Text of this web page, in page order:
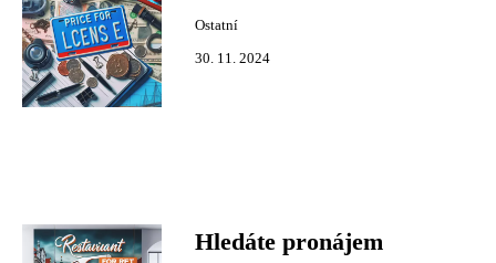
Ostatní
30. 11. 2024
Hledáte pronájem